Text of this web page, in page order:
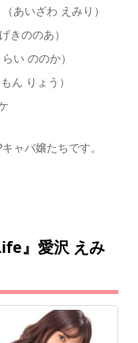
あいざわ えみり）
きののあ）
い ののか）
ん りょう）
ャバ嬢たちです。
』愛沢 えみ